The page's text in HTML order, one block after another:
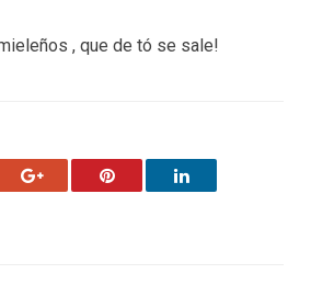
, que de tó se sale!
Google+ Pinterest LinkedIn